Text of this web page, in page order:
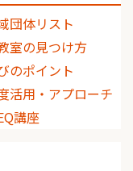
団体リスト
室の見つけ方
のポイント
活用・アプローチ
講座